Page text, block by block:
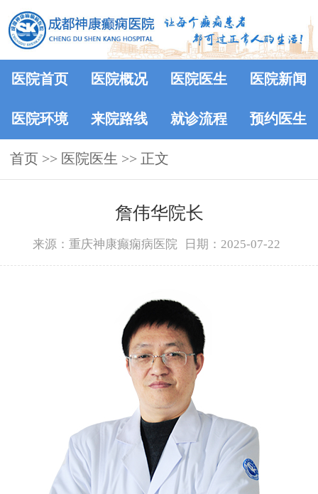
医院首页 医院概况 医院医生 医院新闻
医院环境 来院路线 就诊流程 预约医生
首页 >> 医院医生 >> 正文
詹伟华院长
来源：重庆神康癫痫病医院 日期：2025-07-22